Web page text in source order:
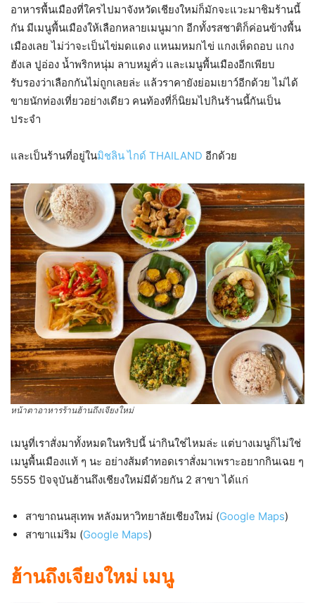
อาหารพื้นเมืองที่ใครไปมาจังหวัดเชียงใหม่ก็มักจะแวะมาชิมร้านนี้
กัน มีเมนูพื้นเมืองให้เลือกหลายเมนูมาก อีกทั้งรสชาติก็ค่อนข้างพื้น
เมืองเลย ไม่ว่าจะเป็นไข่มดแดง แหนมหมกไข่ แกงเห็ดถอบ แกง
ฮังเล ปูอ่อง น้ำพริกหนุ่ม ลาบหมูคั่ว และเมนูพื้นเมืองอีกเพียบ
รับรองว่าเลือกกันไม่ถูกเลยล่ะ แล้วราคายังย่อมเยาว์อีกด้วย ไม่ได้
ขายนักท่องเที่ยวอย่างเดียว คนท้องที่ก็นิยมไปกินร้านนี้กันเป็น
ประจำ
และเป็นร้านที่อยู่ในมิชลิน ไกด์ THAILAND อีกด้วย
หน้าตาอาหารร้านฮ้านถึงเจียงใหม่
เมนูที่เราสั่งมาทั้งหมดในทริปนี้ น่ากินใช่ไหมล่ะ แต่บางเมนูก็ไม่ใช่
เมนูพื้นเมืองแท้ ๆ นะ อย่างส้มตำทอดเราสั่งมาเพราะอยากกินเฉย ๆ
5555 ปัจจุบันฮ้านถึงเชียงใหม่มีด้วยกัน 2 สาขา ได้แก่
สาขาถนนสุเทพ หลังมหาวิทยาลัยเชียงใหม่ (Google Maps)
สาขาแม่ริม (Google Maps)
ฮ้านถึงเจียงใหม่ เมนู